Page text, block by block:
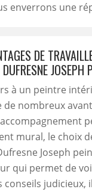
enverrons une
DE
JOSEPH
à un peintre
de nombreux
mural, le choix
Joseph
qui permet de
conseils judicieux,